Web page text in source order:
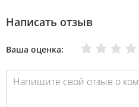
Написать отзыв
Ваша оценка: Отлично
Хорошо
Нормально
Плохо
Очень плохо